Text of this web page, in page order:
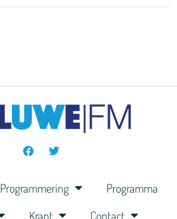
Programmering
Programma
Krant Contact